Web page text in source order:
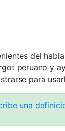
del
peruano y
para
una